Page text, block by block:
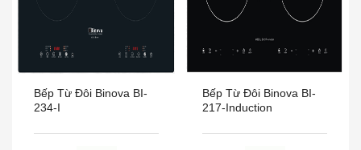
Bếp Từ Đôi Binova BI-
234-I
Bếp Từ Đôi Binova BI-
217-Induction